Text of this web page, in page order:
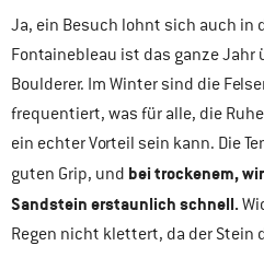
Ja, ein Besuch lohnt sich auch in
Fontainebleau ist das ganze Jahr
Boulderer. Im Winter sind die
frequentiert, was für alle, die
ein echter Vorteil sein kann. Die
guten Grip, und bei trockenem,
Sandstein erstaunlich schnell.
Regen nicht klettert, da der Stein